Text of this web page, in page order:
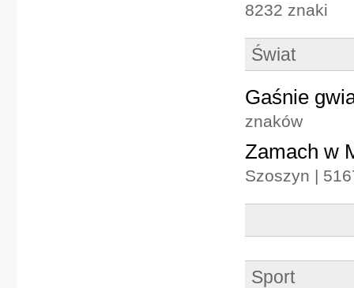
8232 znaki
Świat
Gaśnie
znaków
Zamach w
Szoszyn |
Sport